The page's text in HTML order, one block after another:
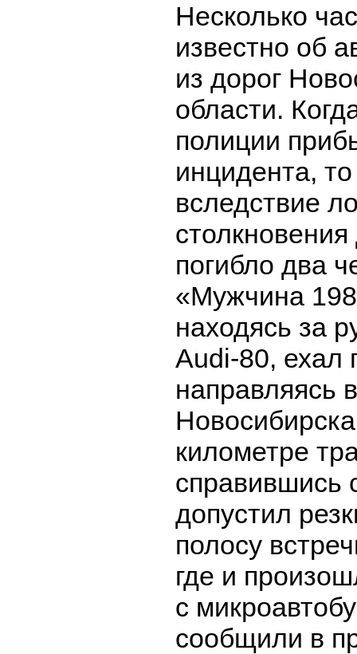
Несколько
известно об
из дорог
области.
полиции
инцидента,
вследствие
погибло два
«Мужчина
находясь за
Audi-80, ехал
направляясь
километре
справившись
допустил
полосу
где и
с
сообщили в